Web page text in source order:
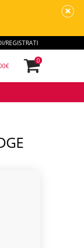
REGISTRATI
0